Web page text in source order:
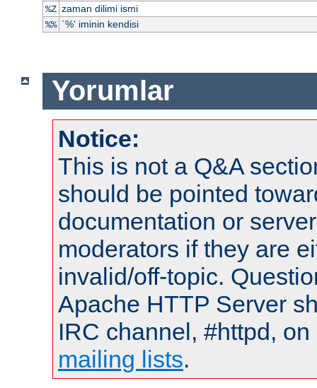
%Z zaman dilimi ismi
%% `%' iminin kendisi
Yorumlar
Notice:
This is not a Q&A
should be pointed
documentation or
moderators if they are
invalid/off-topic.
Apache HTTP Server
IRC channel, #httpd,
mailing lists.